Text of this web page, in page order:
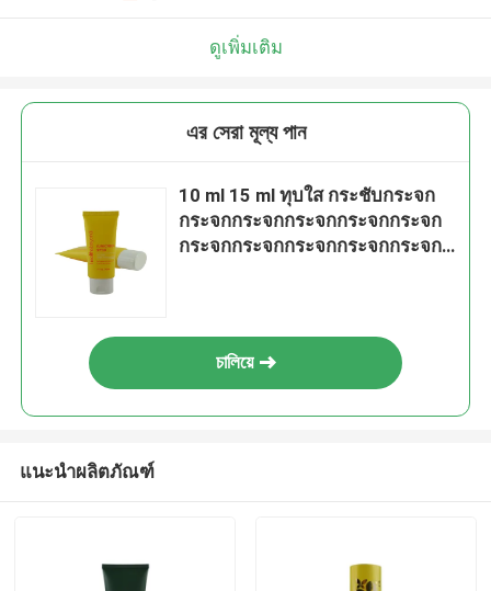
ดูเพิ่มเติม
এর সেরা মূল্য পান
10 ml 15 ml ทุบใส กระชับกระจก
กระจกกระจกกระจกกระจกกระจก
กระจกกระจกกระจกกระจกกระจก
กระจกกระจกกระจกกระจกกระจก
กระจกกระจกกระจกกระจกกระจก
กระจกกระจกกระจกกระจกกระจก
চালিয়ে
แนะนำผลิตภัณฑ์